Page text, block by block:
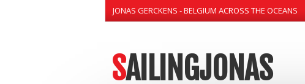
JONAS GERCKENS - BELGIUM ACROSS THE OCEANS
SAILINGJONAS